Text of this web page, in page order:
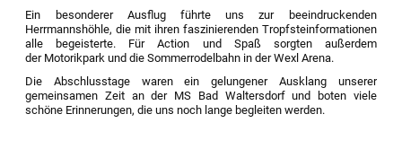
Ein besonderer Ausflug führte uns zur beeindruckenden
Herrmannshöhle, die mit ihren faszinierenden Tropfsteinformationen
alle begeisterte. Für Action und Spaß sorgten außerdem
der Motorikpark und die Sommerrodelbahn in der Wexl Arena.
Die Abschlusstage waren ein gelungener Ausklang unserer
gemeinsamen Zeit an der MS Bad Waltersdorf und boten viele
schöne Erinnerungen, die uns noch lange begleiten werden.